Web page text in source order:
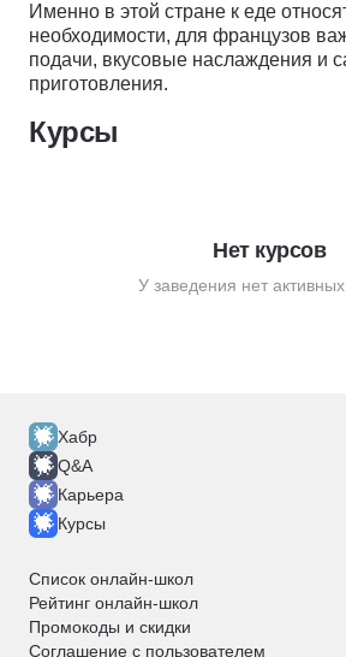
Именно в этой стране к еде
необходимости, для французов
подачи, вкусовые наслаждения и
приготовления.
Курсы
Нет курсов
У заведения нет активных
Хабр
Q&A
Карьера
Курсы
Список онлайн-школ
Рейтинг онлайн-школ
Промокоды и скидки
Соглашение с пользователем